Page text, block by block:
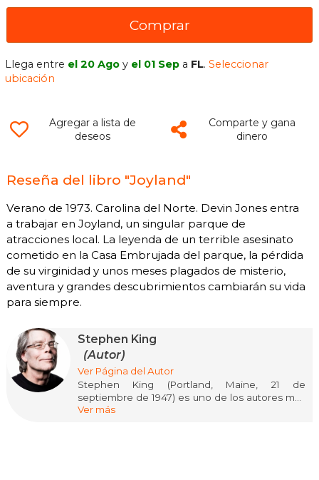
Comprar
Llega entre el 20 Ago y el 01 Sep a FL.Seleccionar
ubicación
Agregar a lista de
deseos
Comparte y gana
dinero
Reseña del libro "Joyland"
Verano de 1973. Carolina del Norte. Devin Jones entra
a trabajar en Joyland, un singular parque de
atracciones local. La leyenda de un terrible asesinato
cometido en la Casa Embrujada del parque, la pérdida
de su virginidad y unos meses plagados de misterio,
aventura y grandes descubrimientos cambiarán su vida
para siempre.
Stephen King
(Autor)
Ver Página del Autor
Stephen King (Portland, Maine, 21 de
septiembre de 1947) es uno de los autores más
influyentes y prolíficos de la literatura
Ver más